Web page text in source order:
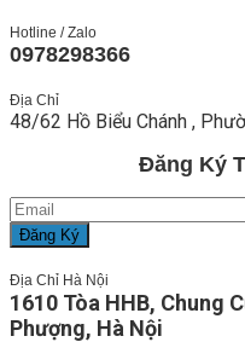
Hotline / Zalo
0978298366
Địa Chỉ
48/62 Hồ Biểu Chánh ,
Đăng Ký
Địa Chỉ Hà Nội
1610 Tòa HHB, Chung
Phượng, Hà Nội